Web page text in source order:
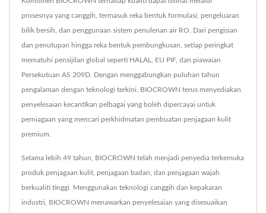
prosesnya yang canggih, termasuk reka bentuk formulasi, pengeluaran
bilik bersih, dan penggunaan sistem penulenan air RO. Dari pengisian
dan penutupan hingga reka bentuk pembungkusan, setiap peringkat
mematuhi pensijilan global seperti HALAL, EU PIF, dan piawaian
Persekutuan AS 209D. Dengan menggabungkan puluhan tahun
pengalaman dengan teknologi terkini, BIOCROWN terus menyediakan
penyelesaian kecantikan pelbagai yang boleh dipercayai untuk
perniagaan yang mencari perkhidmatan pembuatan penjagaan kulit
premium.
Selama lebih 49 tahun, BIOCROWN telah menjadi penyedia terkemuka
produk penjagaan kulit, penjagaan badan, dan penjagaan wajah
berkualiti tinggi. Menggunakan teknologi canggih dan kepakaran
industri, BIOCROWN menawarkan penyelesaian yang disesuaikan